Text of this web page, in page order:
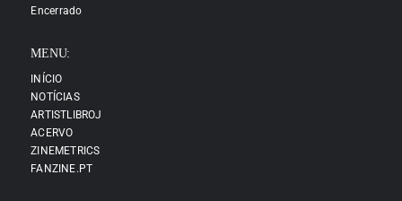
Encerrado
MENU:
INÍCIO
NOTÍCIAS
ARTISTLIBROJ
ACERVO
ZINEMETRICS
FANZINE.PT